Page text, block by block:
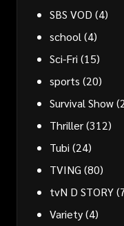
SBS VOD (4)
school (4)
Sci-Fri (15)
sports (20)
Survival Show
Thriller(312)
Tubi (24)
TVING (80)
tvN D STORY
Variety(4)